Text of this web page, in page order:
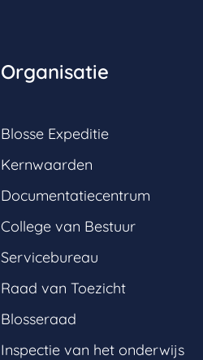
Organisatie
Blosse Expeditie
Kernwaarden
Documentatiecentrum
College van Bestuur
Servicebureau
Raad van Toezicht
Blosseraad
Inspectie van het onderwijs